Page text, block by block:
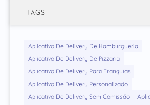
TAGS
Aplicativo De Delivery De Hamburgueria
Aplicativo De Delivery De Pizzaria
Aplicativo De Delivery Para Franquias
Aplicativo De Delivery Personalizado
Aplicativo De Delivery Sem Comissão